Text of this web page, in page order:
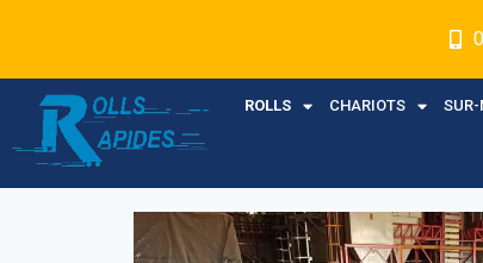
ROLLS CHARIOTS SUR-